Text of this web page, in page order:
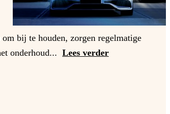
bij te houden, zorgen regelmatige
onderhoud... Lees verder